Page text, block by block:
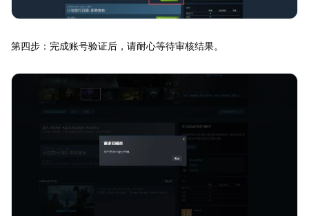
第四步：完成账号验证后，请耐心等待审核结果。